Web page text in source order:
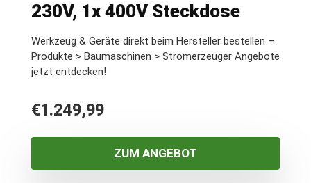
230V, 1x 400V Steckdose
Werkzeug & Geräte direkt beim Hersteller bestellen –
Produkte > Baumaschinen > Stromerzeuger Angebote
jetzt entdecken!
€1.249,99
ZUM ANGEBOT